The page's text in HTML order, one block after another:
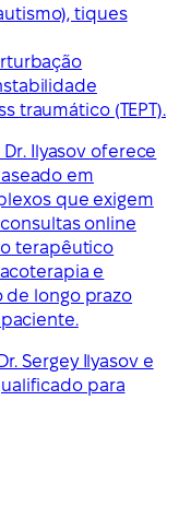
tiques
traumático (TEPT).
Ilyasov oferece
em
que exigem
online
terapêutico
e
de longo prazo
Sergey Ilyasov e
para